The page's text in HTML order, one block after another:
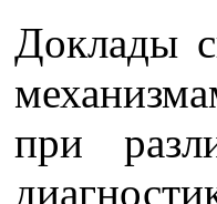
Доклады
при